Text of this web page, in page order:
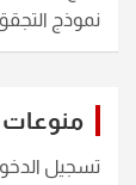
نموذج
منوعات
تسجيل